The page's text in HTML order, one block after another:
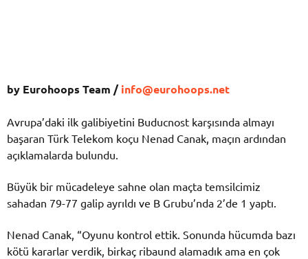
by Eurohoops Team /info@eurohoops.net
Avrupa’daki ilk galibiyetini Buducnost karşısında almayı
başaran Türk Telekom koçu Nenad Canak, maçın ardından
açıklamalarda bulundu.
Büyük bir mücadeleye sahne olan maçta temsilcimiz
sahadan 79-77 galip ayrıldı ve B Grubu’nda 2’de 1 yaptı.
Nenad Canak, “Oyunu kontrol ettik. Sonunda hücumda bazı
kötü kararlar verdik, birkaç ribaund alamadık ama en çok